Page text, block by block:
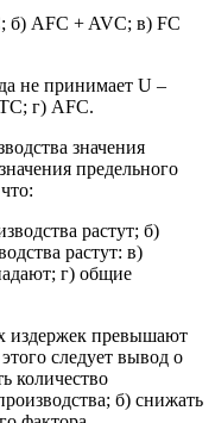
б) AFC + AVC; в) FC
не принимает U –
г) AFC.
значения
предельного
растут; б)
растут: в)
г) общие
издержек превышают
следует вывод о
количество
б) снижать